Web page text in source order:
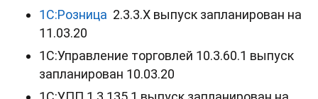
1С:Розница 2.3.3.Х выпуск запланирован на
11.03.20
1С:Управление торговлей 10.3.60.1 выпуск
запланирован 10.03.20